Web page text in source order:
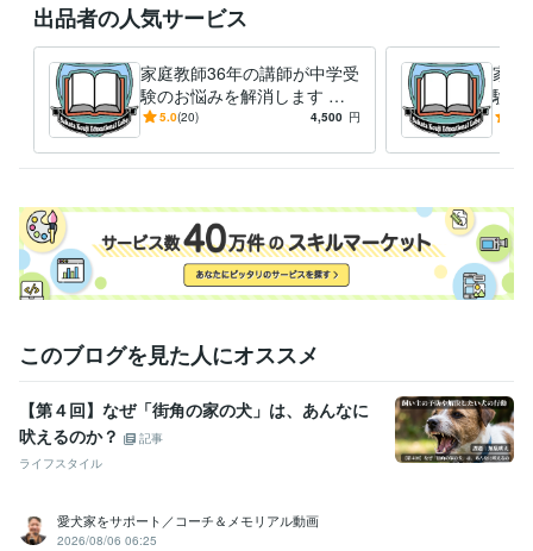
出品者の人気サービス
家庭教師36年の講師が中学受
験のお悩みを解消します 最
難関校対策から発達障害やグ
で対応
5.0(20) 4,500 円
家庭
験の
難関
で対
このブログを見た人にオススメ
【第４回】なぜ「街角の家の犬」は、あんなに
吠えるのか？
記事
ライフスタイル
愛犬家をサポート／コーチ＆メモリアル動画
2026/08/06 06:25